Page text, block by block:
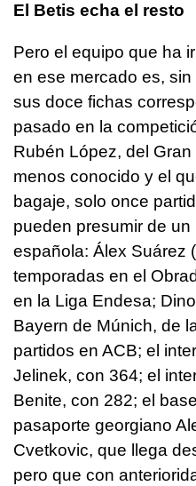
El Betis echa el resto
Pero el equipo que ha
en ese mercado es,
sus doce fichas
pasado en la
Rubén López, del
menos conocido y el
bagaje, solo once
pueden presumir de
española: Álex Suárez
temporadas en el
en la Liga Endesa;
Bayern de Múnich, de
partidos en ACB; el
Jelinek, con 364; el
Benite, con 282; el
pasaporte georgiano
Cvetkovic, que llega
pero que con